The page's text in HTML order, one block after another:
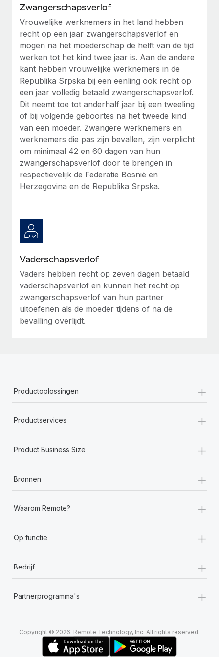
Zwangerschapsverlof
Vrouwelijke werknemers in het land hebben
recht op een jaar zwangerschapsverlof en
mogen na het moederschap de helft van de tijd
werken tot het kind twee jaar is. Aan de andere
kant hebben vrouwelijke werknemers in de
Republika Srpska bij een eenling ook recht op
een jaar volledig betaald zwangerschapsverlof.
Dit neemt toe tot anderhalf jaar bij een tweeling
of bij volgende geboortes na het tweede kind
van een moeder. Zwangere werknemers en
werknemers die pas zijn bevallen, zijn verplicht
om minimaal 42 en 60 dagen van hun
zwangerschapsverlof door te brengen in
respectievelijk de Federatie Bosnië en
Herzegovina en de Republika Srpska.
Vaderschapsverlof
Vaders hebben recht op zeven dagen betaald
vaderschapsverlof en kunnen het recht op
zwangerschapsverlof van hun partner
uitoefenen als de moeder tijdens of na de
bevalling overlijdt.
Productoplossingen +
Productservices +
Product Business Size +
Bronnen +
Waarom Remote? +
Op functie +
Bedrijf +
Partnerprogramma's +
Copyright © 2026. Remote Technology, Inc. All rights reserved.